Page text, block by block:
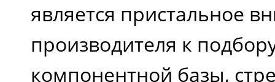
является пристальное
производителя к
компонентной базы,